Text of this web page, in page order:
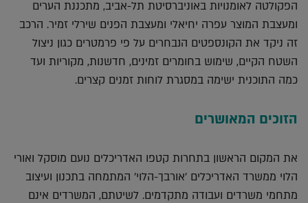
הפקולטה לאומנויות באוניברסיטת תל-אביב, מתכננת הערים
ומעצבת המוצר עפרה יחיאלי ומעצבת הפנים שירלי זמיר. הרכב
זה ניקד את הקונספטים הנבחרים על פי פרמטרים כגון ניצול
השטח הקיים, שימוש בחומרים זמינים, חדשנות, מקוריות ועד
כמה התוכנית ישימה במסגרת לוחות זמנים קצרים.
הזוכים המאושרים
את המקום הראשון בתחרות קטפו האדריכלים נועם מוסקל ואורי
הלוי ממשרד האדריכלים 'אורבך-הלוי' המתמחה בתכנון ועיצוב
מתחמי משרדים ועבודה מתקדמים. לשיטתם, המשרדים אינם